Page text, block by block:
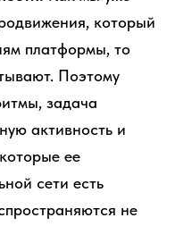
который
платформы, то
Поэтому
задача
активность и
ее
сети есть
не